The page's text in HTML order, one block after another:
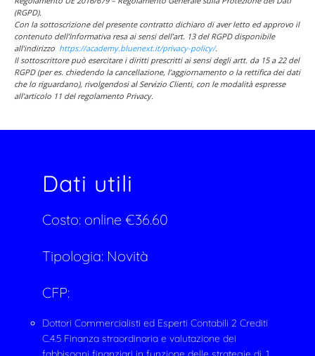
(RGPD).
Con la sottoscrizione del presente contratto dichiaro di aver letto ed approvo il
contenuto dell’Informativa resa ai sensi dell’art. 13 del RGPD disponibile
all’indirizzo https://academy.bluenext.it/privacy-policy/.
Il sottoscrittore può esercitare i diritti prescritti ai sensi degli artt. da 15 a 22 del
RGPD (per es. chiedendo la cancellazione, l’aggiornamento o la rettifica dei dati
che lo riguardano), rivolgendosi al Servizio Clienti, con le modalità espresse
all’articolo 11 del regolamento Privacy.
Dati utili
Costo: online €36.60
Tipologia: Novità
CFP:
Dottori Commercialisti ed Esperti Contabili 2 Crediti
C.4.5 Finanza straordinaria e valutazione dei